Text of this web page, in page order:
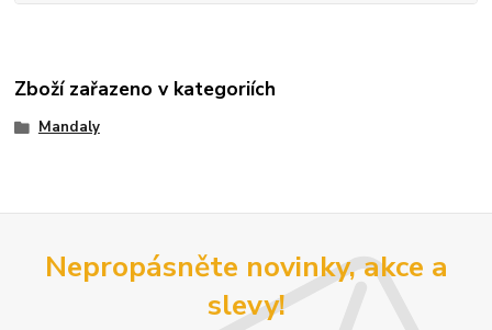
Zboží zařazeno v kategoriích
Mandaly
Nepropásněte novinky, akce a
slevy!